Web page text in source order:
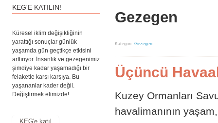
Gezegen
Kategori:Gezegen
Üçüncü
Kuzey Ormanları
havalimanının
KEG'E KATILIN!
Küresel iklim değişikliğinin
yarattığı sonuçlar günlük
yaşamda gün geçtikçe etkisini
arttırıyor. İnsanlık ve gezegenimiz
şimdiye kadar yaşamadığı bir
felaketle karşı karşıya. Bu
yaşananlar kader değil.
Değiştirmek elimizde!